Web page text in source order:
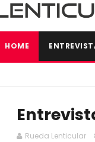
HOME
Rueda Lenticular